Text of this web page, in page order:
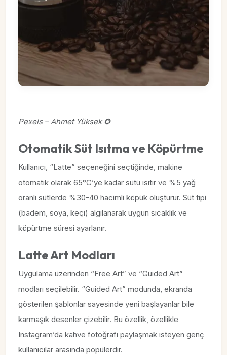
Pexels – Ahmet Yüksek ✪
Otomatik Süt Isıtma ve Köpürtme
Kullanıcı, “Latte” seçeneğini seçtiğinde, makine
otomatik olarak 65°C’ye kadar sütü ısıtır ve %5 yağ
oranlı sütlerde %30-40 hacimli köpük oluşturur. Süt tipi
(badem, soya, keçi) algılanarak uygun sıcaklık ve
köpürtme süresi ayarlanır.
Latte Art Modları
Uygulama üzerinden “Free Art” ve “Guided Art”
modları seçilebilir. “Guided Art” modunda, ekranda
gösterilen şablonlar sayesinde yeni başlayanlar bile
karmaşık desenler çizebilir. Bu özellik, özellikle
Instagram’da kahve fotoğrafı paylaşmak isteyen genç
kullanıcılar arasında popülerdir.